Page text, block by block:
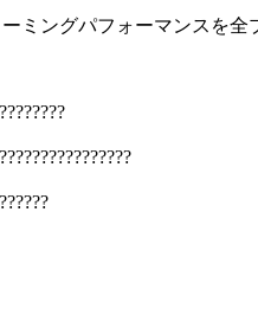
ミングパフォーマンスを全